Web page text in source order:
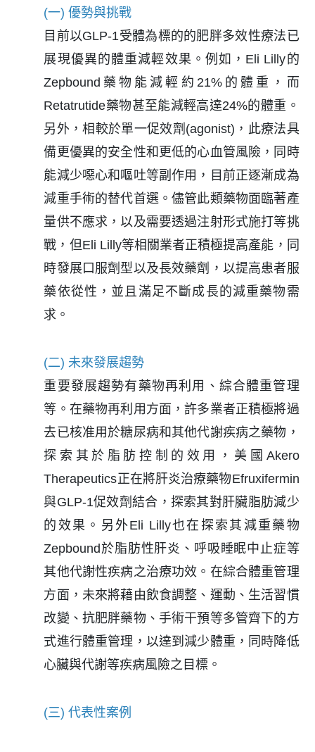
(一) 優勢與挑戰
目前以GLP-1受體為標的的肥胖多效性療法已
展現優異的體重減輕效果。例如，Eli Lilly的
Zepbound藥物能減輕約21%的體重，而
Retatrutide藥物甚至能減輕高達24%的體重。
另外，相較於單一促效劑(agonist)，此療法具
備更優異的安全性和更低的心血管風險，同時
能減少噁心和嘔吐等副作用，目前正逐漸成為
減重手術的替代首選。儘管此類藥物面臨著產
量供不應求，以及需要透過注射形式施打等挑
戰，但Eli Lilly等相關業者正積極提高產能，同
時發展口服劑型以及長效藥劑，以提高患者服
藥依從性，並且滿足不斷成長的減重藥物需
求。
(二) 未來發展趨勢
重要發展趨勢有藥物再利用、綜合體重管理
等。在藥物再利用方面，許多業者正積極將過
去已核准用於糖尿病和其他代謝疾病之藥物，
探索其於脂肪控制的效用，美國Akero
Therapeutics正在將肝炎治療藥物Efruxifermin
與GLP-1促效劑結合，探索其對肝臟脂肪減少
的效果。另外Eli Lilly也在探索其減重藥物
Zepbound於脂肪性肝炎、呼吸睡眠中止症等
其他代謝性疾病之治療功效。在綜合體重管理
方面，未來將藉由飲食調整、運動、生活習慣
改變、抗肥胖藥物、手術干預等多管齊下的方
式進行體重管理，以達到減少體重，同時降低
心臟與代謝等疾病風險之目標。
(三) 代表性案例